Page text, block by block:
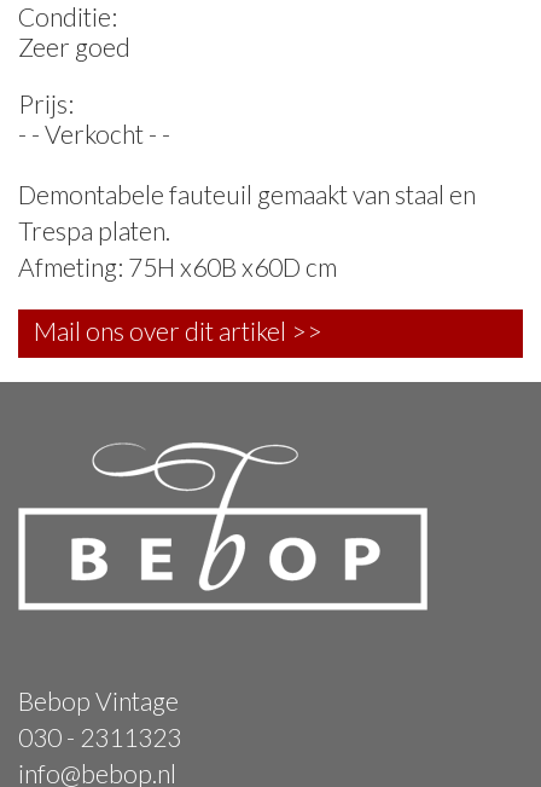
Conditie:
Zeer goed
Prijs:
- - Verkocht - -
Demontabele fauteuil gemaakt van staal en
Trespa platen.
Afmeting: 75H x60B x60D cm
Mail ons over dit artikel >>
Bebop Vintage
030 - 2311323
info@bebop.nl